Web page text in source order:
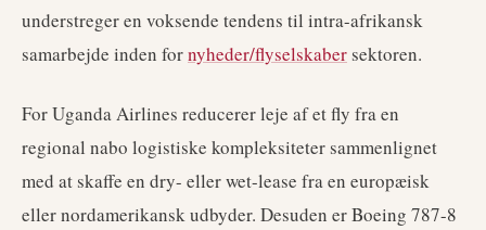
understreger en voksende tendens til intra-afrikansk
samarbejde inden fornyheder/flyselskabersektoren.
For Uganda Airlines reducerer leje af et fly fra en
regional nabo logistiske kompleksiteter sammenlignet
med at skaffe en dry- eller wet-lease fra en europæisk
eller nordamerikansk udbyder. Desuden er Boeing 787-8